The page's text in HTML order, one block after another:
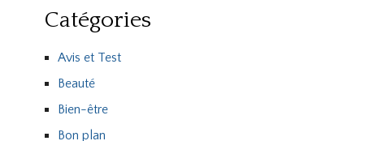
Catégories
Avis et Test
Beauté
Bien-être
Bon plan